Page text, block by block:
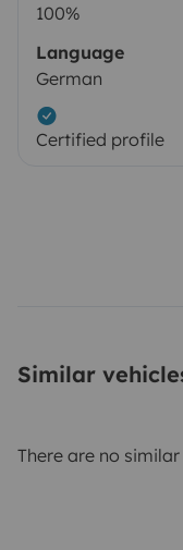
100%
Language
German
Certified profile
Similar
There are no